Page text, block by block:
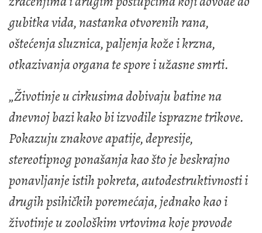
gubitka vida, nastanka otvorenih rana,
oštećenja sluznica, paljenja kože i krzna,
otkazivanja organa te spore i užasne smrti.
„Životinje u cirkusima dobivaju batine na
dnevnoj bazi kako bi izvodile isprazne trikove.
Pokazuju znakove apatije, depresije,
stereotipnog ponašanja kao što je beskrajno
ponavljanje istih pokreta, autodestruktivnosti i
drugih psihičkih poremećaja, jednako kao i
životinje u zoološkim vrtovima koje provode